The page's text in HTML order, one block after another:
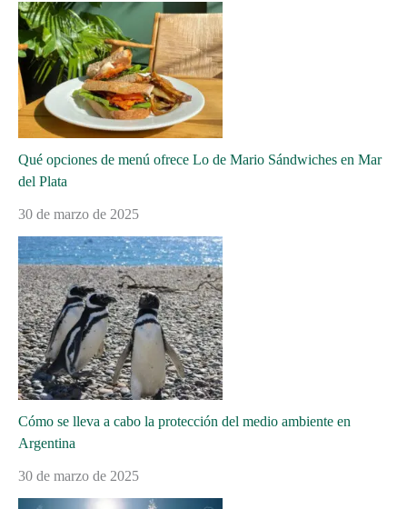
Qué opciones de menú ofrece Lo de Mario Sándwiches en Mar
del Plata
30 de marzo de 2025
Cómo se lleva a cabo la protección del medio ambiente en
Argentina
30 de marzo de 2025